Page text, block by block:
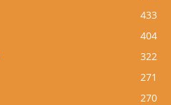
433
404
322
271
270